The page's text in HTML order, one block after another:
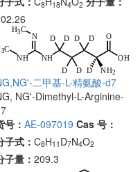
8 18 4 2
二甲基-L-精氨酸-d7
NG'-Dimethyl-L-Arginine-
号： AE-097019 Cas 号：
子式： C8H11 D7N4O2
子量： 209.3